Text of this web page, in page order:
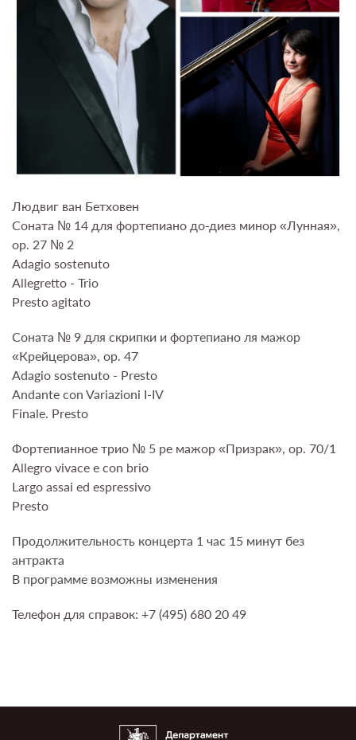
Людвиг ван Бетховен
Соната № 14 для фортепиано до-диез минор «Лунная»,
op. 27 № 2
Adagio sostenuto
Allegretto - Trio
Presto agitato
Соната № 9 для скрипки и фортепиано ля мажор
«Крейцерова», op. 47
Adagio sostenuto - Presto
Andante con Variazioni I-IV
Finale. Presto
Фортепианное трио № 5 pе мажор «Призрак», op. 70/1
Allegro vivace e con brio
Largo assai ed espressivo
Presto
Продолжительность концерта 1 час 15 минут без
антракта
В программе возможны изменения
Телефон для справок: +7 (495) 680 20 49